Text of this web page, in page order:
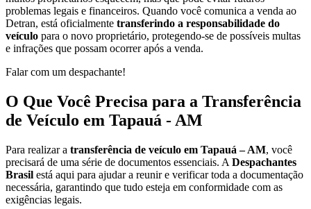
problemas legais e financeiros. Quando você comunica a venda ao
Detran, está oficialmente transferindo a responsabilidade do
veículo para o novo proprietário, protegendo-se de possíveis multas
e infrações que possam ocorrer após a venda.
Falar com um despachante!
O Que Você Precisa para a Transferência
de Veículo em Tapauá - AM
Para realizar a transferência de veículo em Tapauá – AM, você
precisará de uma série de documentos essenciais. A Despachantes
Brasil está aqui para ajudar a reunir e verificar toda a documentação
necessária, garantindo que tudo esteja em conformidade com as
exigências legais.